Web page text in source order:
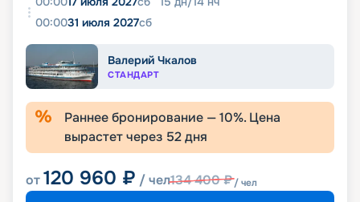
00:0031 июля 2027сб
Валерий Чкалов
СТАНДАРТ
Раннее бронирование —10%. Цена
вырастет через 52дня
от120 960 ₽ / чел134 400₽/ чел